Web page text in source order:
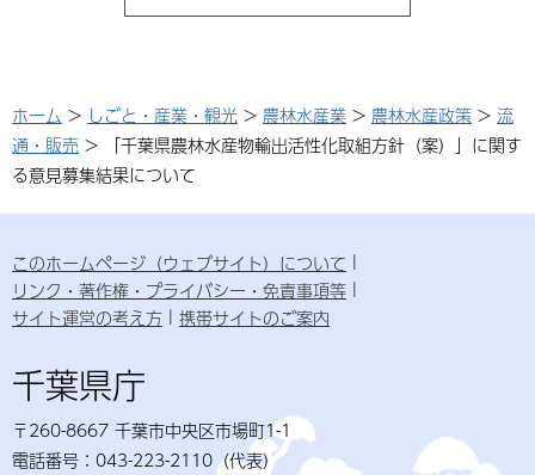
ホーム > しごと・産業・観光 > 農林水産業 > 農林水産政策 > 流
通・販売 > 「千葉県農林水産物輸出活性化取組方針（案）」に関す
る意見募集結果について
このホームページ（ウェブサイト）について
リンク・著作権・プライバシー・免責事項等
サイト運営の考え方
携帯サイトのご案内
千葉県庁
〒260-8667 千葉市中央区市場町1-1
電話番号：043-223-2110（代表）